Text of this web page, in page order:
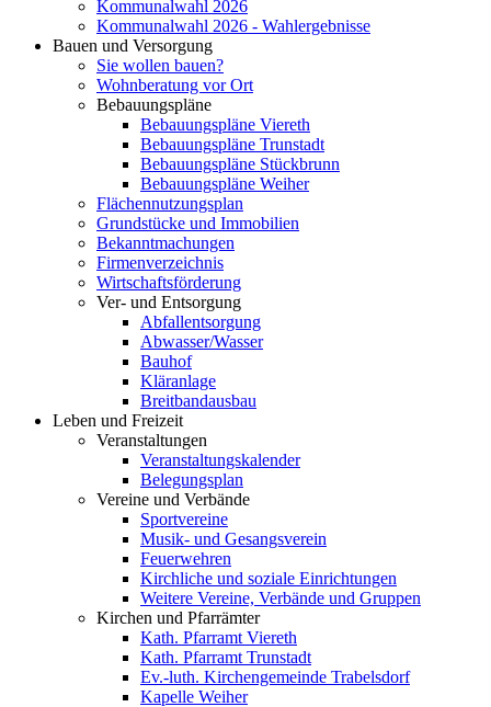
Kommunalwahl 2026
Kommunalwahl 2026 - Wahlergebnisse
Bauen und Versorgung
Sie wollen bauen?
Wohnberatung vor Ort
Bebauungspläne
Bebauungspläne Viereth
Bebauungspläne Trunstadt
Bebauungspläne Stückbrunn
Bebauungspläne Weiher
Flächennutzungsplan
Grundstücke und Immobilien
Bekanntmachungen
Firmenverzeichnis
Wirtschaftsförderung
Ver- und Entsorgung
Abfallentsorgung
Abwasser/Wasser
Bauhof
Kläranlage
Breitbandausbau
Leben und Freizeit
Veranstaltungen
Veranstaltungskalender
Belegungsplan
Vereine und Verbände
Sportvereine
Musik- und Gesangsverein
Feuerwehren
Kirchliche und soziale Einrichtungen
Weitere Vereine, Verbände und Gruppen
Kirchen und Pfarrämter
Kath. Pfarramt Viereth
Kath. Pfarramt Trunstadt
Ev.-luth. Kirchengemeinde Trabelsdorf
Kapelle Weiher